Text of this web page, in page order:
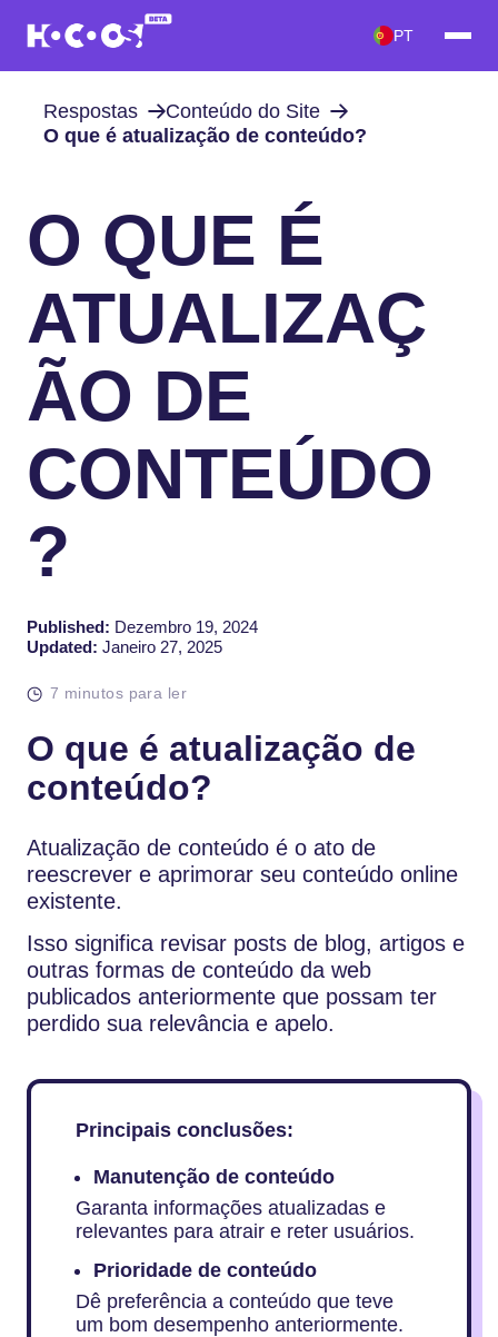
PT
Respostas
Conteúdo do Site
O que é atualização de conteúdo?
O QUE É
ATUALIZAÇ
ÃO DE
CONTEÚDO
?
Published: Dezembro 19, 2024
Updated: Janeiro 27, 2025
7 minutos para ler
O que é atualização de
conteúdo?
Atualização de conteúdo é o ato de
reescrever e aprimorar seu conteúdo online
existente.
Isso significa revisar posts de blog, artigos e
outras formas de conteúdo da web
publicados anteriormente que possam ter
perdido sua relevância e apelo.
Principais conclusões:
Manutenção de conteúdo
Garanta informações atualizadas e
relevantes para atrair e reter usuários.
Prioridade de conteúdo
Dê preferência a conteúdo que teve
um bom desempenho anteriormente.